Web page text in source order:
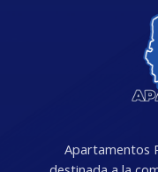
Apartamentos